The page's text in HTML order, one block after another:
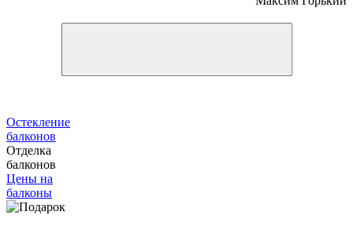
Остекление
балконов
Отделка
балконов
Цены на
балконы